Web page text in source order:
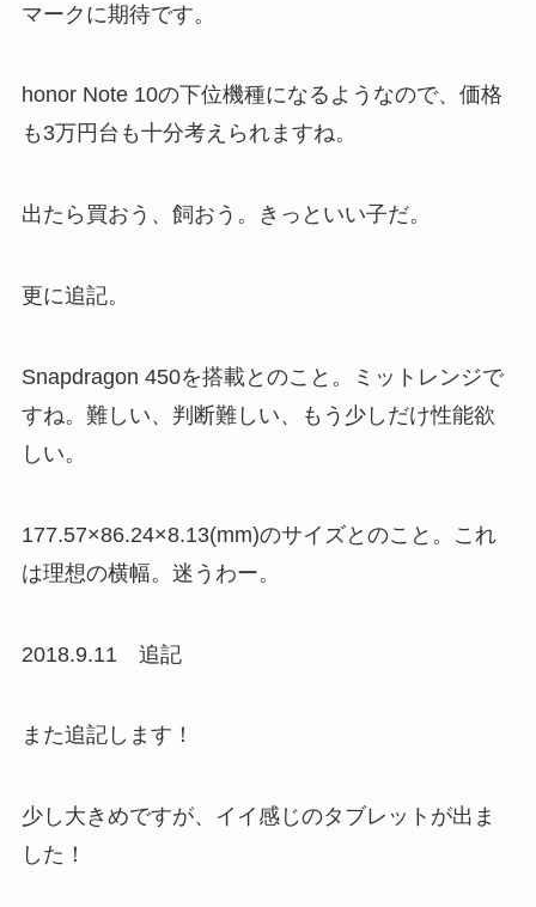
マークに期待です。
honor Note 10の下位機種になるようなので、価格
も3万円台も十分考えられますね。
出たら買おう、飼おう。きっといい子だ。
更に追記。
Snapdragon 450を搭載とのこと。ミットレンジで
すね。難しい、判断難しい、もう少しだけ性能欲
しい。
177.57×86.24×8.13(mm)のサイズとのこと。これ
は理想の横幅。迷うわー。
2018.9.11 追記
また追記します！
少し大きめですが、イイ感じのタブレットが出ま
した！